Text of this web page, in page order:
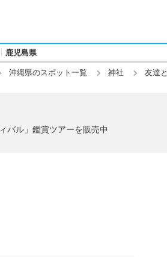
鹿児島県
沖縄県のスポット一覧 神社 友達と
バル」鑑賞ツアーを販売中